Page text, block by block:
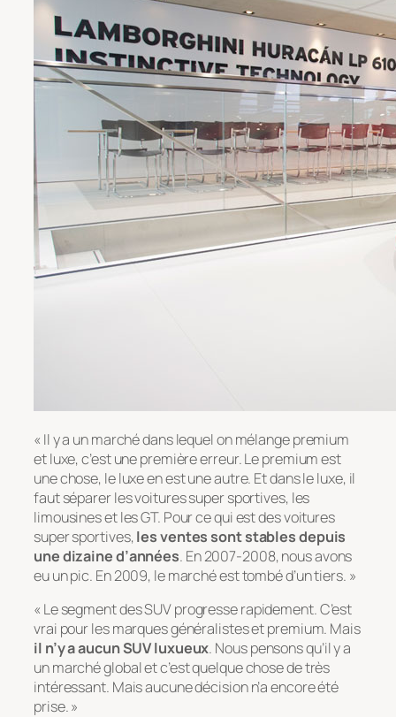
« Il y a un marché dans lequel on mélange premium
et luxe, c’est une première erreur. Le premium est
une chose, le luxe en est une autre. Et dans le luxe, il
faut séparer les voitures super sportives, les
limousines et les GT. Pour ce qui est des voitures
super sportives,les ventes sont stables depuis
une dizaine d’années. En 2007-2008, nous avons
eu un pic. En 2009, le marché est tombé d’un tiers. »
« Le segment des SUV progresse rapidement. C’est
vrai pour les marques généralistes et premium. Mais
il n’y a aucun SUV luxueux. Nous pensons qu’il y a
un marché global et c’est quelque chose de très
intéressant. Mais aucune décision n’a encore été
prise. »